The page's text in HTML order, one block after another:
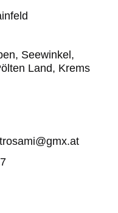
Seewinkel,
Land, Krems